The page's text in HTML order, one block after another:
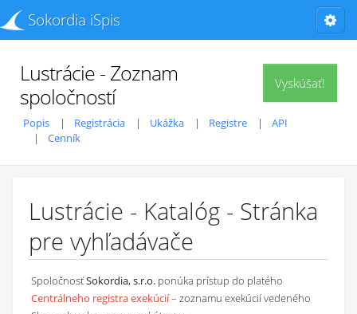
Sokordia iSpis
Vyskúšať!
Lustrácie - Zoznam
spoločností
Popis Registrácia Ukážka Registre
API
Cenník
Lustrácie - Katalóg - Stránka
pre vyhľadávače
SpoločnosťSokordia, s.r.o. ponúka prístup do platého
Centrálneho registra exekúcií– zoznamu exekúcií vedeného